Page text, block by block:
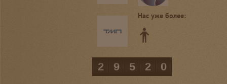
Нас уже более:
29520